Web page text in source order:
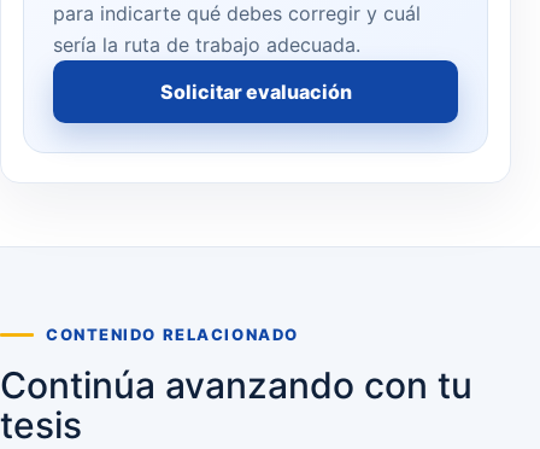
para indicarte qué debes corregir y cuál
sería la ruta de trabajo adecuada.
Solicitar evaluación
CONTENIDO RELACIONADO
Continúa avanzando con tu
tesis